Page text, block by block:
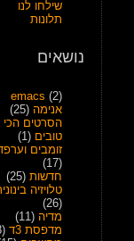
שילחו לנו
תלונות
נושאים
emacs (2)
אנימה (25)
הסרטים הכי
טובים (1)
זומבים
(17)
חדשות (25)
טלויזיה
(26)
מדיה (11)
מדפסת 3ד
(28)